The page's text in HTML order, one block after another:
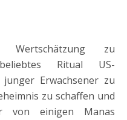
Wertschätzung zu
Ritual US-
Erwachsener zu
zu schaffen und
von einigen Manas